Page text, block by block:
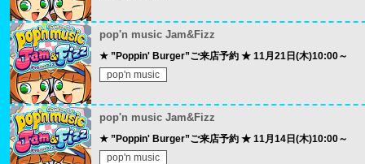
pop'n music Jam&Fizz
★ ”Poppin' Burger”ご来店予約 ★ 11月21日(木)10:00～
pop'n music
pop'n music Jam&Fizz
★ ”Poppin' Burger”ご来店予約 ★ 11月14日(木)10:00～
pop'n music